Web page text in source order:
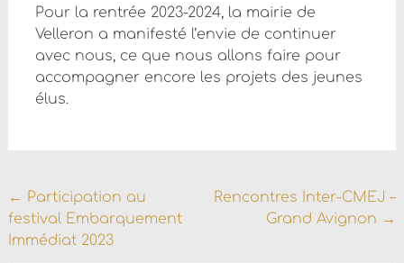
Pour la rentrée 2023-2024, la mairie de
Velleron a manifesté l’envie de continuer
avec nous, ce que nous allons faire pour
accompagner encore les projets des jeunes
élus.
Navigation
de
← Participation au
festival Embarquement
Immédiat 2023
Rencontres Inter-CMEJ –
Grand Avignon →